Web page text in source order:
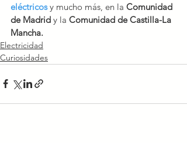
eléctricos y mucho más, en la Comunidad
de Madrid y la Comunidad de Castilla-La
Mancha.
Electricidad
Curiosidades